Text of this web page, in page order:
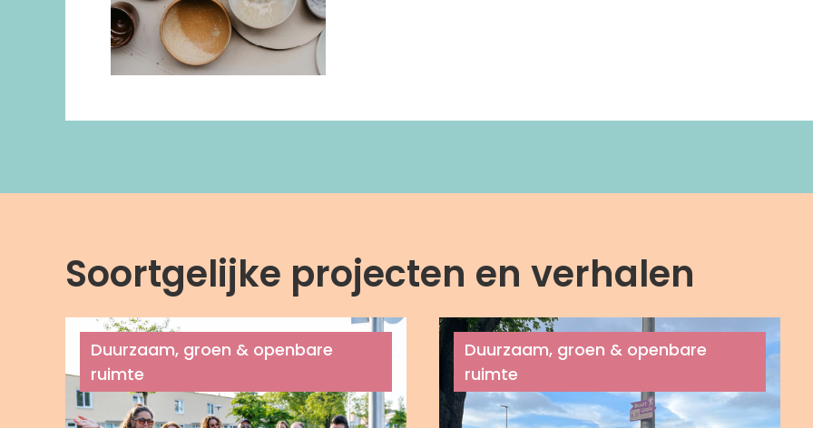
Soortgelijke projecten en verhalen
Duurzaam, groen & openbare
ruimte
Duurzaam, groen & openbare
ruimte